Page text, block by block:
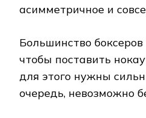
асимметричное и
Большинство
чтобы поставить
для этого нужны
очередь, невозможно